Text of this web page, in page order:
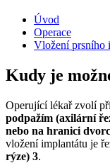
Úvod
Operace
Vložení prsního
Kudy je
Operující lékař zvolí
podpažím (axilární
nebo na hranici
vložení implantátu je
rýze) 3.